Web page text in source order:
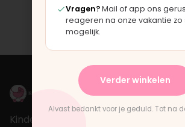
Kinderwagengarage
Over Mijn
account
Vragen?Mail of app ons
reageren na onze vakantie zo
mogelijk.
Verder winkelen
Alvast bedankt voor je geduld. Tot na